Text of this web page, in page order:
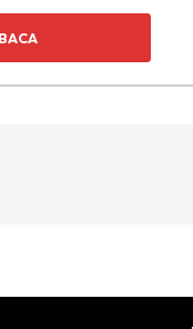
keupayaan untuk